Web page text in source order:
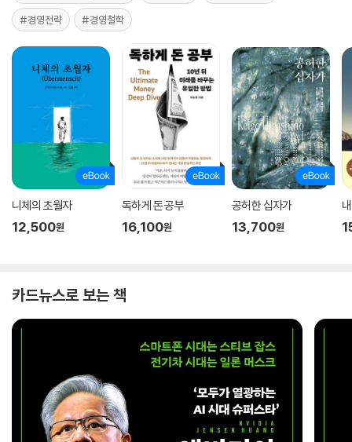
#경영전략 #경영철학
니체의 초월자
12,500원
독하게 돈 공부
16,100원
공허한 십자가
13,700원
카드뉴스로 보는 책